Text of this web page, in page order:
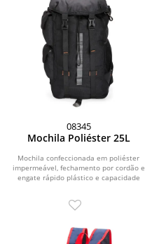
08345
Mochila Poliéster 25L
Mochila confeccionada em poliéster
impermeável, fechamento por cordão e
engate rápido plástico e capacidade